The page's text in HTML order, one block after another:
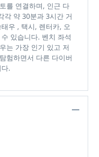
를 연결하며, 인근 다
각 약 30분과 3시간 거
태우 , 택시, 렌터카, 오
있습니다. 벤치 좌석
는 가장 인기 있고 저
험하면서 다른 다이버
.